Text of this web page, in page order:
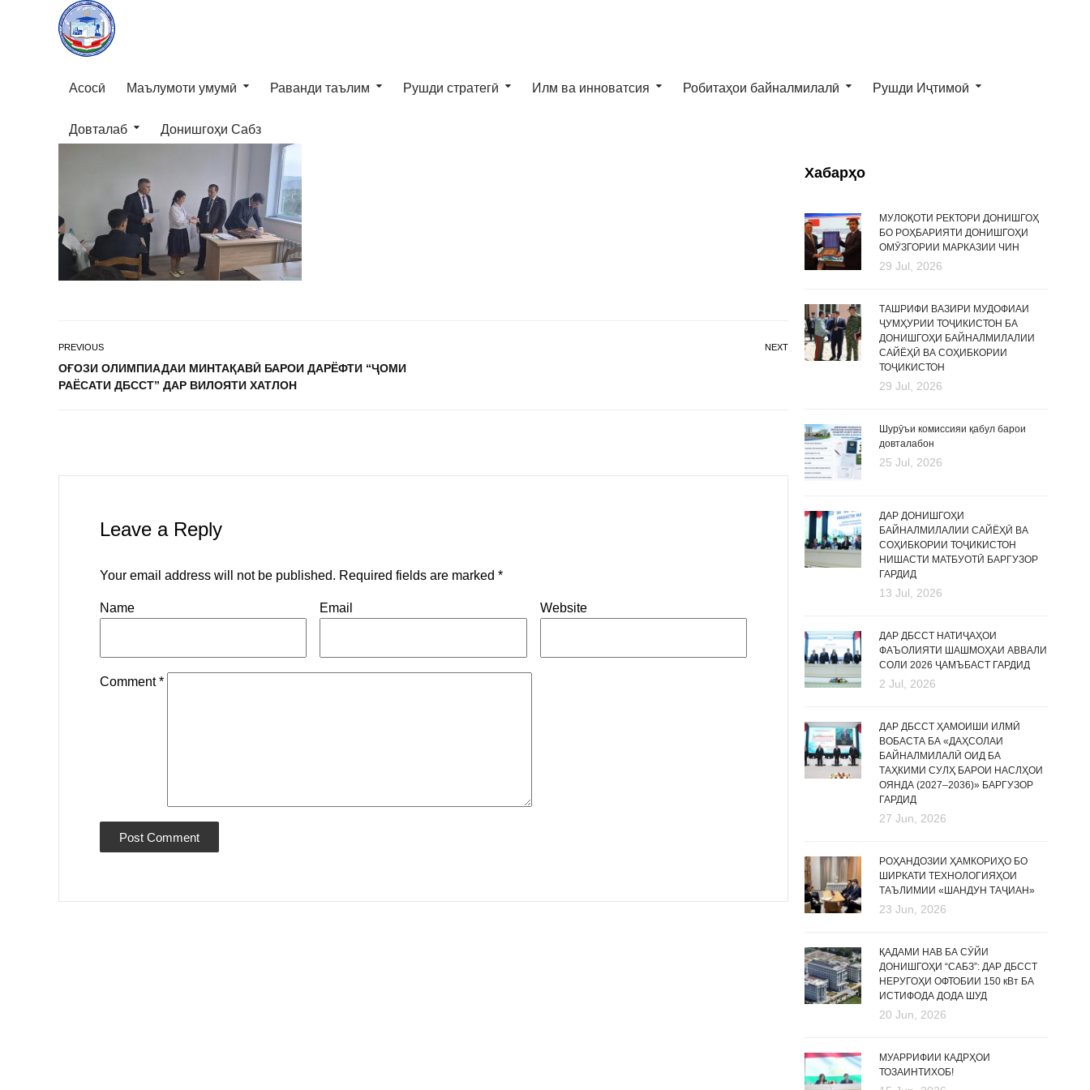
Асосӣ Маълумоти умумӣ Раванди таълим Рушди стратегӣ Илм ва инноватсия Робитаҳои байналмилалӣ Рушди Иҷтимоӣ
Довталаб Донишгоҳи Сабз
PREVIOUS
ОҒОЗИ ОЛИМПИАДАИ МИНТАҚАВӢ БАРОИ ДАРЁФТИ “ҶОМИ
РАЁСАТИ ДБССТ” ДАР ВИЛОЯТИ ХАТЛОН
NEXT
Leave a Reply
Your email address will not be published. Required fields are marked *
Name Email Website
Comment*
Хабарҳо
МУЛОҚОТИ РЕКТОРИ ДОНИШГОҲ
БО РОҲБАРИЯТИ ДОНИШГОҲИ
ОМӮЗГОРИИ МАРКАЗИИ ЧИН
29 Jul, 2026
ТАШРИФИ ВАЗИРИ МУДОФИАИ
ҶУМҲУРИИ ТОҶИКИСТОН БА
ДОНИШГОҲИ БАЙНАЛМИЛАЛИИ
САЙЁҲӢ ВА СОҲИБКОРИИ
ТОҶИКИСТОН
29 Jul, 2026
Шурӯъи комиссияи қабул барои
довталабон
25 Jul, 2026
ДАР ДОНИШГОҲИ
БАЙНАЛМИЛАЛИИ САЙЁҲӢ ВА
СОҲИБКОРИИ ТОҶИКИСТОН
НИШАСТИ МАТБУОТӢ БАРГУЗОР
ГАРДИД
13 Jul, 2026
ДАР ДБССТ НАТИҶАҲОИ
ФАЪОЛИЯТИ ШАШМОҲАИ АВВАЛИ
СОЛИ 2026 ҶАМЪБАСТ ГАРДИД
2 Jul, 2026
ДАР ДБССТ ҲАМОИШИ ИЛМӢ
ВОБАСТА БА «ДАҲСОЛАИ
БАЙНАЛМИЛАЛӢ ОИД БА
ТАҲКИМИ СУЛҲ БАРОИ НАСЛҲОИ
ОЯНДА (2027–2036)» БАРГУЗОР
ГАРДИД
27 Jun, 2026
РОҲАНДОЗИИ ҲАМКОРИҲО БО
ШИРКАТИ ТЕХНОЛОГИЯҲОИ
ТАЪЛИМИИ «ШАНДУН ТАҶИАН»
23 Jun, 2026
ҚАДАМИ НАВ БА СӮЙИ
ДОНИШГОҲИ “САБЗ”: ДАР ДБССТ
НЕРУГОҲИ ОФТОБИИ 150 кВт БА
ИСТИФОДА ДОДА ШУД
20 Jun, 2026
МУАРРИФИИ КАДРҲОИ
ТОЗАИНТИХОБ!